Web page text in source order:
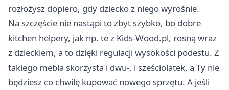
rozłożysz dopiero, gdy dziecko z niego wyrośnie.
Na szczęście nie nastąpi to zbyt szybko, bo dobre
kitchen helpery, jak np. te z Kids-Wood.pl, rosną wraz
z dzieckiem, a to dzięki regulacji wysokości podestu. Z
takiego mebla skorzysta i dwu-, i sześciolatek, a Ty nie
będziesz co chwilę kupować nowego sprzętu. A jeśli